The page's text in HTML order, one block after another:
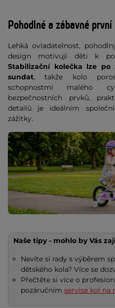
Pohodlné a zábavné
Lehká ovladatelnost,
design motivují děti k
Stabilizační kolečka lze
sundat, takže kolo
schopnostmi malého
bezpečnostních prvků,
detailů je ideálním
zážitky.
Naše tipy - mohlo by Vás
Nevíte si rady s výběrem
dětského kola? Více se
Přečtěte si více o
pozáručnímservise kol na